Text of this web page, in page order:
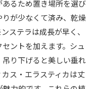
るため置き場所を選び
が少なくて済み、乾燥
ステラは成長が早く、
ントを加えます。シュ
り下げると美しい垂れ
ス・エラスティカは丈